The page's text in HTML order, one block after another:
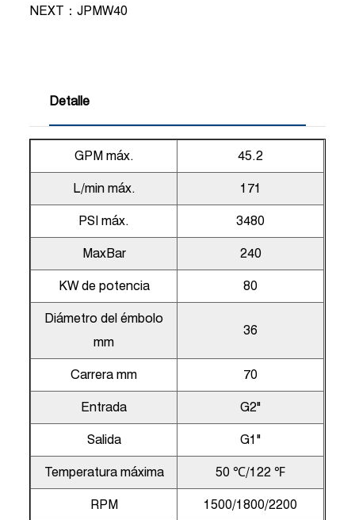
NEXT：JPMW40
Detalle
GPM máx. 45.2
L/min máx. 171
PSI máx. 3480
MaxBar 240
KW de potencia 80
Diámetro del émbolo
mm
36
Carrera mm 70
Entrada G2"
Salida G1"
Temperatura máxima 50 ℃/122 ℉
RPM 1500/1800/2200